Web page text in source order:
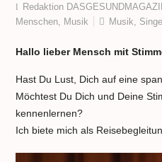
Redaktion
Menschen
Musik Musik
Hallo lieber Mensch mit
Hast Du Lust, Dich auf eine
Möchtest Du Dich und Deine
kennenlernen?
Ich biete mich als